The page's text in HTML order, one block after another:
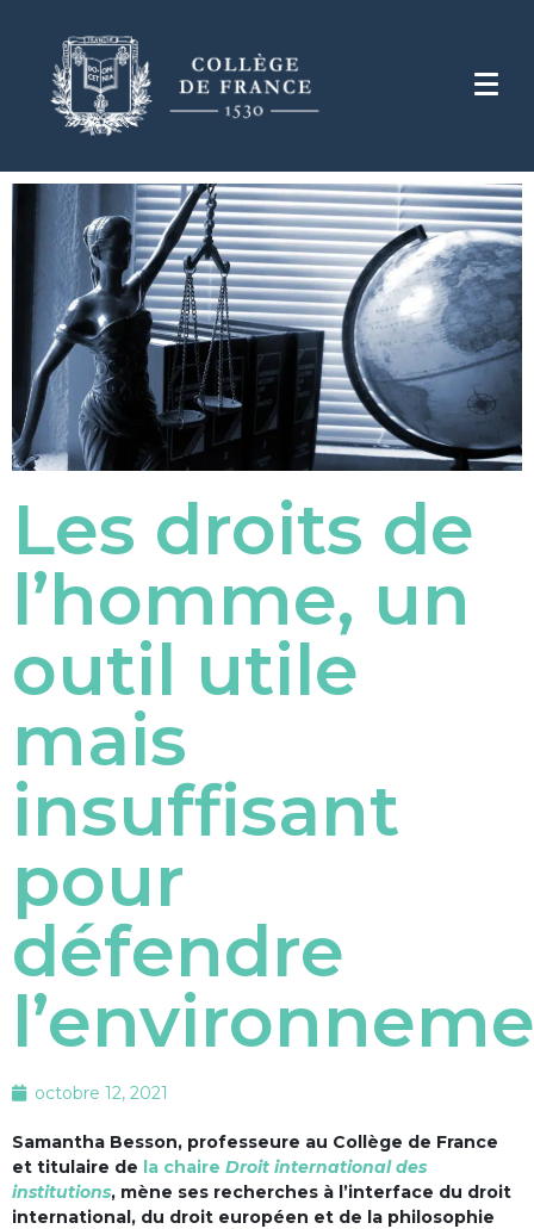
Les droits de
l’homme, un
outil utile
mais
insuffisant
pour
défendre
octobre 12, 2021
Samantha Besson, professeure au Collège de France
et titulaire de la chaire Droit international des
institutions, mène ses recherches à l’interface du droit
international, du droit européen et de la philosophie